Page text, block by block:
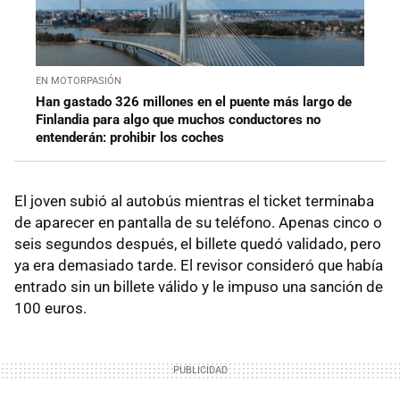
EN MOTORPASIÓN
Han gastado 326 millones en el puente más largo de
Finlandia para algo que muchos conductores no
entenderán: prohibir los coches
El joven subió al autobús mientras el ticket terminaba
de aparecer en pantalla de su teléfono. Apenas cinco o
seis segundos después, el billete quedó validado, pero
ya era demasiado tarde. El revisor consideró que había
entrado sin un billete válido y le impuso una sanción de
100 euros.